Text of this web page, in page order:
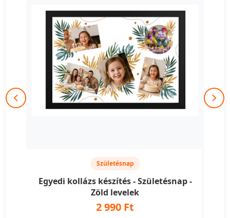
Születésnap
Egyedi kollázs készítés - Születésnap -
Zöld levelek
2 990 Ft